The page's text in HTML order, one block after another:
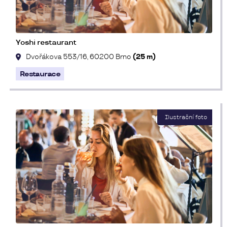
Yoshi restaurant
Dvořákova 553/16, 60200 Brno (25 m)
Restaurace